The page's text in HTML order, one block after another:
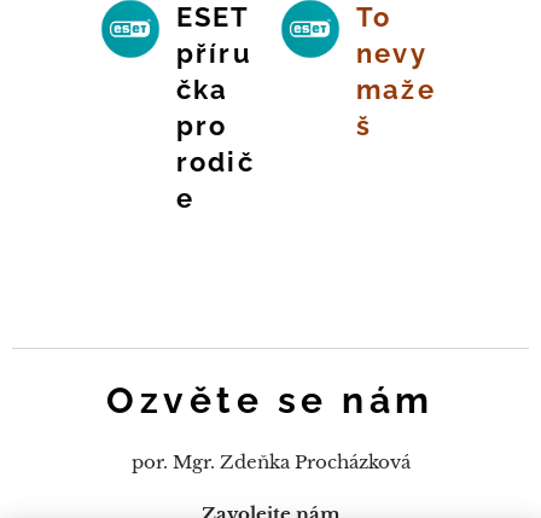
ESET
příru
čka
pro
rodič
e
To
nevy
maže
š
Ozvěte se nám
por. Mgr. Zdeňka Procházková